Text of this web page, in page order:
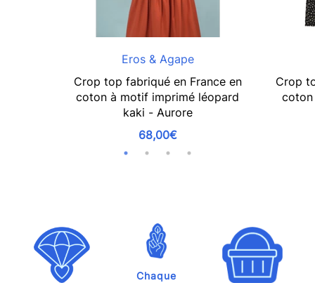
Eros & Agape
Crop top fabriqué en France en
coton à motif imprimé léopard
kaki - Aurore
68,00€
Crop
Chaque